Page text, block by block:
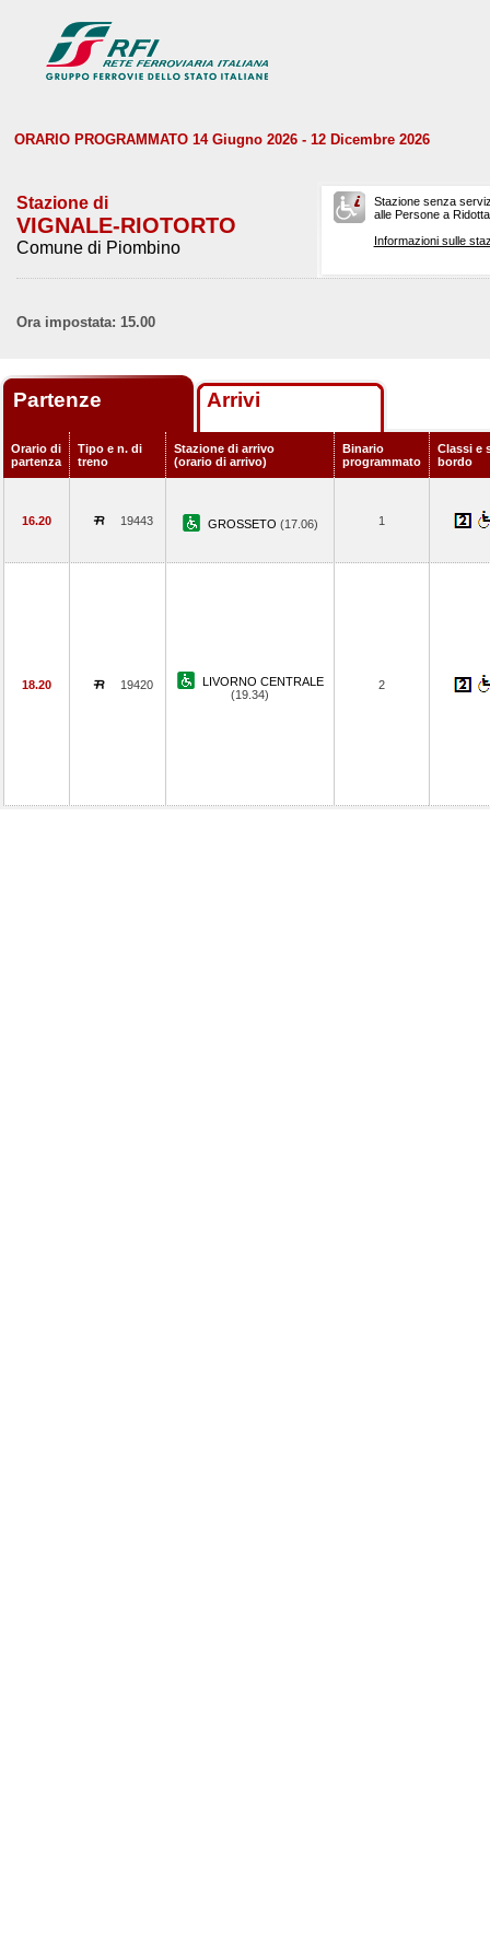
ORARIO PROGRAMMATO 14 Giugno 2026 - 12 Dicembre 2026
Stazione di
VIGNALE-RIOTORTO
Comune di Piombino
Stazione senza
alle Persone a
Informazioni sulle
Ora impostata: 15.00
Partenze Arrivi
Orario di
partenza
Tipo e n. di
treno
Stazione di arrivo
(orario di arrivo)
Binario
programmato
Classi e
bordo
16.20 19443 GROSSETO (17.06) 1
18.20 19420
LIVORNO CENTRALE
(19.34)
2